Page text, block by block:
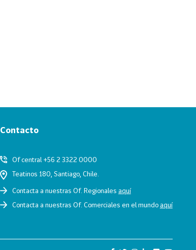
Contacto
Of central +56 2 3322 0000
Teatinos 180, Santiago, Chile.
Contacta a nuestras Of. Regionales aquí
Contacta a nuestras Of. Comerciales en el mundoaquí